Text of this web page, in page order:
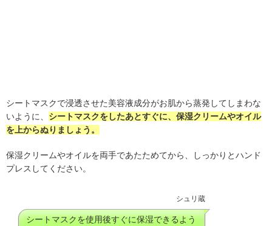
シートマスクで浸透させた美容液成分がお肌から蒸発してしまわな
いように、 シートマスクをしたあとすぐに、保湿クリームやオイル
を上からぬりましょう。
保湿クリームやオイルを両手であたためてから、しっかりとハンド
プレスしてください。
シュリ蔵
シートマスクを使用後すぐに保湿できるよう